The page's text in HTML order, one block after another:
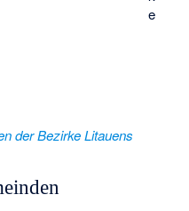
e
der Bezirke Litauens